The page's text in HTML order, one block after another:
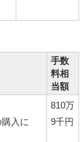
手数
料相
当額
入に
810万
9千円